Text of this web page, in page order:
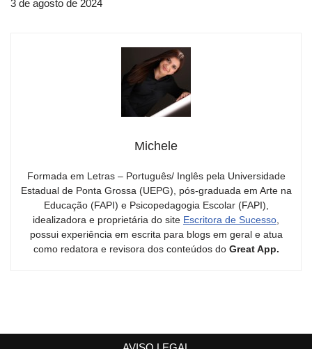
3 de agosto de 2024
Michele
Formada em Letras – Português/ Inglês pela Universidade
Estadual de Ponta Grossa (UEPG), pós-graduada em Arte na
Educação (FAPI) e Psicopedagogia Escolar (FAPI),
idealizadora e proprietária do site Escritora de Sucesso
possui experiência em escrita para blogs em geral e atua
como redatora e revisora dos conteúdos do Great App.